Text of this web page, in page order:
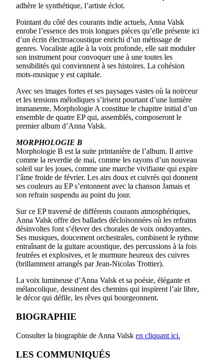
adhère le synthétique, l’artiste éclot.
Pointant du côté des courants indie actuels, Anna Valsk
enrobe l’essence des trois longues pièces qu’elle présente ici
d’un écrin électroacoustique enrichi d’un métissage de
genres. Vocaliste agile à la voix profonde, elle sait moduler
son instrument pour convoquer une à une toutes les
sensibilités qui conviennent à ses histoires. La cohésion
mots-musique y est capitale.
Avec ses images fortes et ses paysages vastes où la noirceur
et les tensions mélodiques s’irisent pourtant d’une lumière
immanente, Morphologie A constitue le chapitre initial d’un
ensemble de quatre EP qui, assemblés, composeront le
premier album d’Anna Valsk.
MORPHOLOGIE B
Morphologie B est la suite printanière de l’album. Il arrive
comme la reverdie de mai, comme les rayons d’un nouveau
soleil sur les joues, comme une marche vivifiante qui expire
l’âme froide de février. Les airs doux et cuivrés qui donnent
ses couleurs au EP s’entonnent avec la chanson Jamais et
son refrain suspendu au point du jour.
Sur ce EP traversé de différents courants atmosphériques,
Anna Valsk offre des ballades décloisonnées où les refrains
désinvoltes font s’élever des chorales de voix ondoyantes.
Ses musiques, doucement orchestrales, combinent le rythme
entraînant de la guitare acoustique, des percussions à la fois
feutrées et explosives, et le murmure heureux des cuivres
(brillamment arrangés par Jean-Nicolas Trottier).
La voix lumineuse d’Anna Valsk et sa poésie, élégante et
mélancolique, dessinent des chemins qui inspirent l’air libre,
le décor qui défile, les rêves qui bourgeonnent.
BIOGRAPHIE
Consulter la biographie de Anna Valsk en cliquant ici.
LES COMMUNIQUÉS